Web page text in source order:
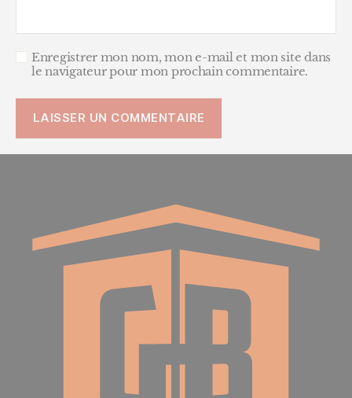
Enregistrer mon nom, mon e-mail et mon site dans
le navigateur pour mon prochain commentaire.